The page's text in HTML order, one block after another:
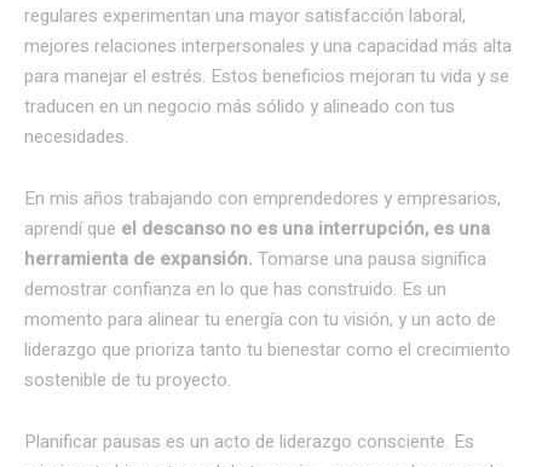
regulares experimentan una mayor satisfacción laboral,
mejores relaciones interpersonales y una capacidad más alta
para manejar el estrés. Estos beneficios mejoran tu vida y se
traducen en un negocio más sólido y alineado con tus
necesidades.
En mis años trabajando con emprendedores y empresarios,
aprendí que el descanso no es una interrupción, es una
herramienta de expansión. Tomarse una pausa significa
demostrar confianza en lo que has construido. Es un
momento para alinear tu energía con tu visión, y un acto de
liderazgo que prioriza tanto tu bienestar como el crecimiento
sostenible de tu proyecto.
Planificar pausas es un acto de liderazgo consciente. Es